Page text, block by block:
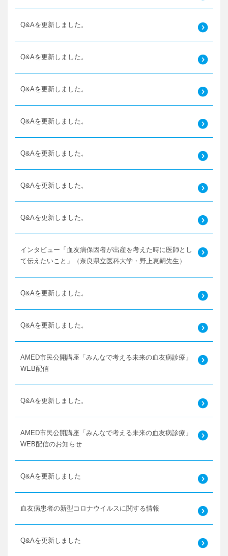
Q&Aを更新しました。
Q&Aを更新しました。
Q&Aを更新しました。
Q&Aを更新しました。
Q&Aを更新しました。
Q&Aを更新しました。
Q&Aを更新しました。
インタビュー「血友病保因者が出産を考えた時に医師とし
て伝えたいこと」（奈良県立医科大学・野上恵嗣先生）
Q&Aを更新しました。
Q&Aを更新しました。
AMED市民公開講座「みんなで考える未来の血友病診療」
WEB配信
Q&Aを更新しました。
AMED市民公開講座「みんなで考える未来の血友病診療」
WEB配信のお知らせ
Q&Aを更新しました
血友病患者の新型コロナウイルスに関する情報
Q&Aを更新しました